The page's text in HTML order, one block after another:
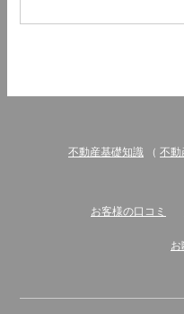
不動産基礎知識 （ 不動
お客様の口コミ